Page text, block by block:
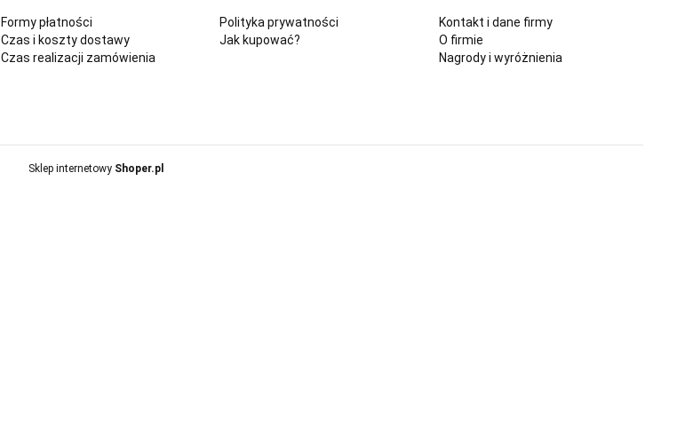
Formy płatności
Czas i koszty dostawy
Czas realizacji zamówienia
Polityka prywatności
Jak kupować?
Kontakt i dane firmy
O firmie
Nagrody i wyróżnienia
Sklep internetowy Shoper.pl